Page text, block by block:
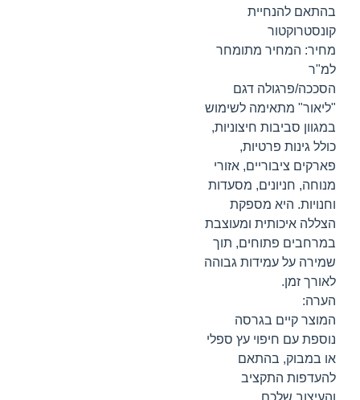
בהתאם להנחיית
קונסטרוקטור
מחיר: המחיר מתומחר
למ"ר
הסככה/פרגולה דגם
"ליאור" מתאימה לשימוש
במגוון סביבות חיצוניות,
כולל גינות פרטיות,
פארקים ציבוריים, אזורי
מנוחה, חניונים, מסעדות
וחנויות. היא מספקת
הצללה איכותית ומעוצבת
במרחבים פתוחים, תוך
שמירה על עמידות גבוהה
לאורך זמן.
הערה:
המוצר קיים בגרסה
נוספת עם חיפוי עץ ספלי
או במבוק, בהתאם
להעדפות התקציב
והעיצוב שלכם.